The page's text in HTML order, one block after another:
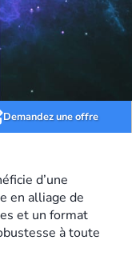
Demandez une offre
d’une
en alliage de
et un format
à toute